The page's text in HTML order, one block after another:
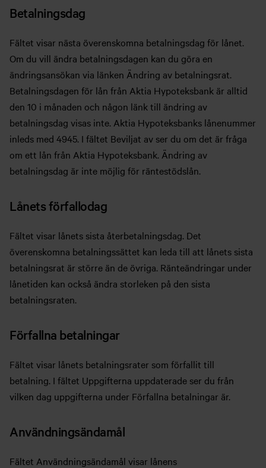
Betalningsdag
Fältet visar nästa överenskomna betalningsdag för lånet.
Om du vill ändra betalningsdagen kan du göra en
ändringsansökan via länken Ändring av betalningsrat.
Betalningsdagen för lån från Aktia Hypoteksbank är alltid
den 10 i månaden och någon länk till ändring av
betalningsdag visas inte. Aktia Hypoteksbanks lånenummer
inleds med 4945. I fältet Beviljat av ser du om det är fråga
om ett lån från Aktia Hypoteksbank. Ändring av
betalningsdag är inte möjlig för räntestödslån.
Lånets förfallodag
Fältet visar lånets sista återbetalningsdag. Det
överenskomna betalningssättet kan leda till att lånets sista
betalningsrat är större än de övriga. Ränteändringar under
lånetiden kan också ändra storleken på den sista
betalningsraten.
Förfallna betalningar
Fältet visar lånets betalningsrater som förfallit till
betalning. I fältet Uppgifterna uppdaterade ser du från
vilken dag uppgifterna under Förfallna betalningar är.
Användningsändamål
Fältet Användningsändamål visar lånens